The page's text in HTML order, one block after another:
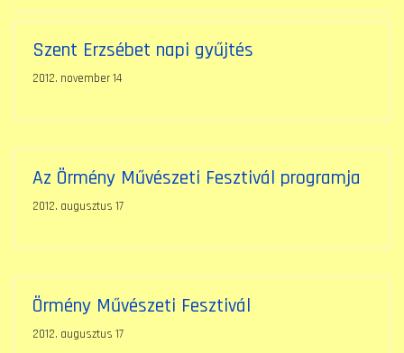
Szent Erzsébet napi gyűjtés
2012. november 14
Az Örmény Művészeti Fesztivál programja
2012. augusztus 17
Örmény Művészeti Fesztivál
2012. augusztus 17